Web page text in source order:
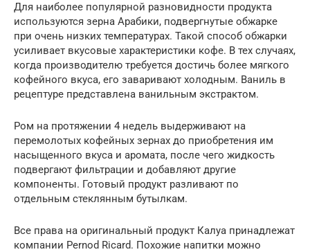
Для наиболее популярной разновидности продукта
используются зерна Арабики, подвергнутые обжарке
при очень низких температурах. Такой способ обжарки
усиливает вкусовые характеристики кофе. В тех случаях,
когда производителю требуется достичь более мягкого
кофейного вкуса, его заваривают холодным. Ваниль в
рецептуре представлена ванильным экстрактом.
Ром на протяжении 4 недель выдерживают на
перемолотых кофейных зернах до приобретения им
насыщенного вкуса и аромата, после чего жидкость
подвергают фильтрации и добавляют другие
компоненты. Готовый продукт разливают по
отдельным стеклянным бутылкам.
Все права на оригинальный продукт Калуа принадлежат
компании Pernod Ricard. Похожие напитки можно